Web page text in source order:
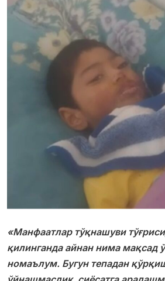
«Манфаатлар тўқнашуви
қилинганда айнан нима мақсад
номаълум. Бугун тепадан